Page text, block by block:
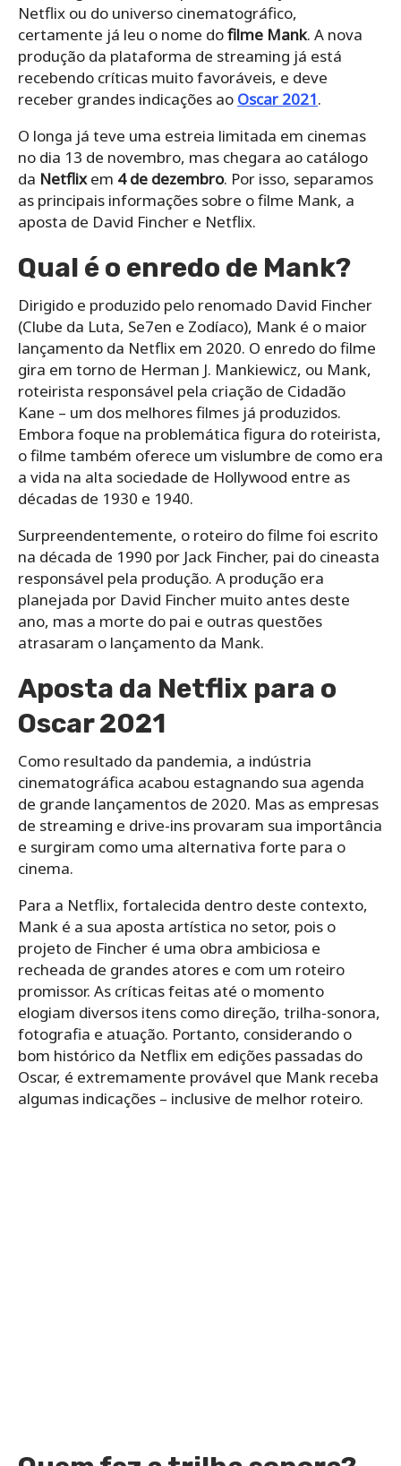
Netflix ou do universo cinematográfico,
certamente já leu o nome dofilme Mank. A nova
produção da plataforma de streaming já está
recebendo críticas muito favoráveis, e deve
receber grandes indicações ao Oscar 2021.
O longa já teve uma estreia limitada em cinemas
no dia 13 de novembro, mas chegara ao catálogo
da Netflixem 4 de dezembro. Por isso, separamos
as principais informações sobre o filme Mank, a
aposta de David Fincher e Netflix.
Qual é o enredo de Mank?
Dirigido e produzido pelo renomado David Fincher
(Clube da Luta, Se7en e Zodíaco), Mank é o maior
lançamento da Netflix em 2020. O enredo do filme
gira em torno de Herman J. Mankiewicz, ou Mank,
roteirista responsável pela criação de Cidadão
Kane – um dos melhores filmes já produzidos.
Embora foque na problemática figura do roteirista,
o filme também oferece um vislumbre de como era
a vida na alta sociedade de Hollywood entre as
décadas de 1930 e 1940.
Surpreendentemente, o roteiro do filme foi escrito
na década de 1990 por Jack Fincher, pai do cineasta
responsável pela produção. A produção era
planejada por David Fincher muito antes deste
ano, mas a morte do pai e outras questões
atrasaram o lançamento da Mank.
Aposta da Netflix para o
Oscar 2021
Como resultado da pandemia, a indústria
cinematográfica acabou estagnando sua agenda
de grande lançamentos de 2020. Mas as empresas
de streaming e drive-ins provaram sua importância
e surgiram como uma alternativa forte para o
cinema.
Para a Netflix, fortalecida dentro deste contexto,
Mank é a sua aposta artística no setor, pois o
projeto de Fincher é uma obra ambiciosa e
recheada de grandes atores e com um roteiro
promissor. As críticas feitas até o momento
elogiam diversos itens como direção, trilha-sonora,
fotografia e atuação. Portanto, considerando o
bom histórico da Netflix em edições passadas do
Oscar, é extremamente provável que Mank receba
algumas indicações – inclusive de melhor roteiro.